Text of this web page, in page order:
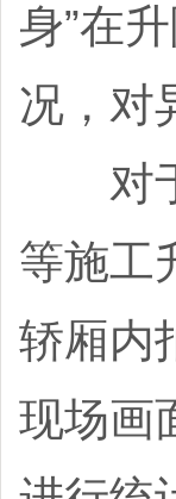
身”在
况，对
对于
等施工
轿厢内
现场画